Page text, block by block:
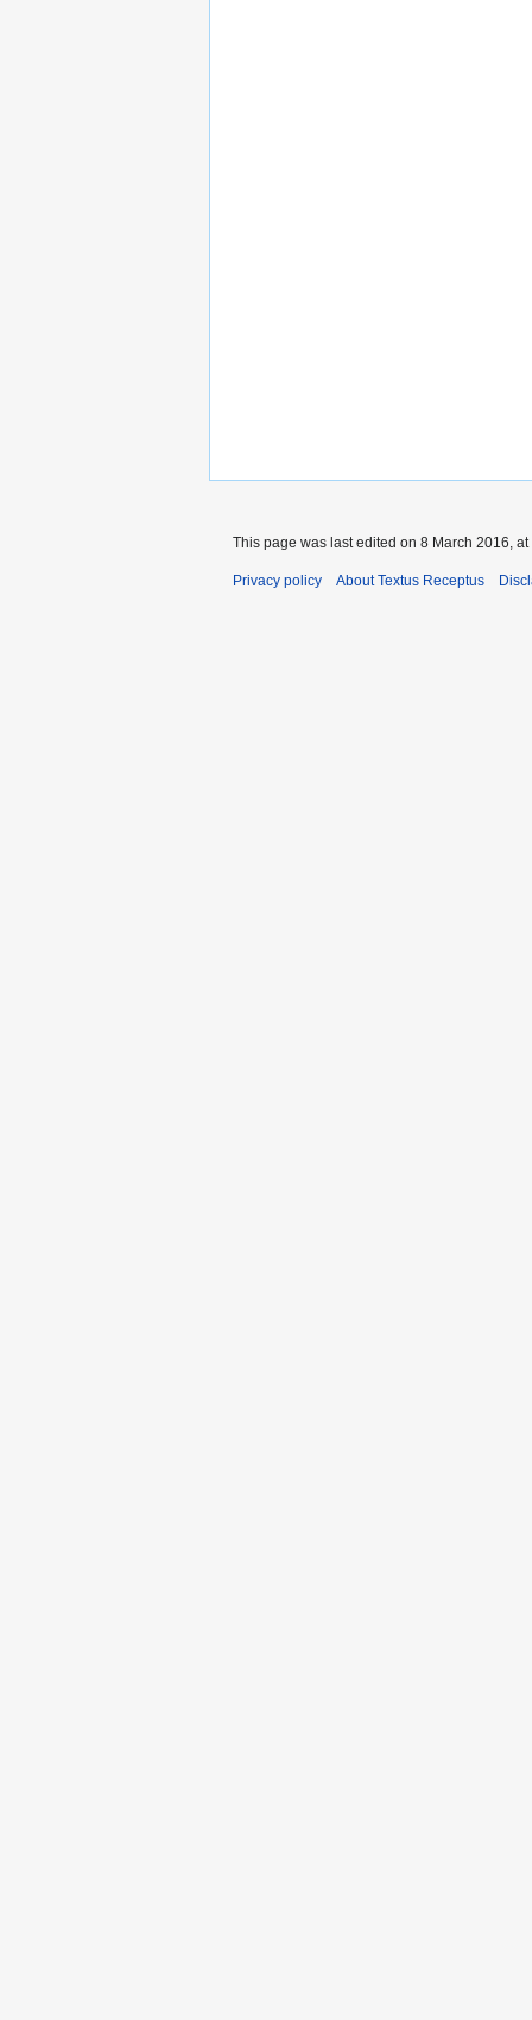
This page was last edited on 8 March 2016, at
Privacy policy About Textus Receptus